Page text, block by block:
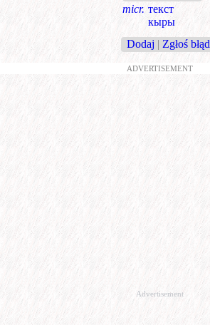
micr. текст
кыры
Dodaj | Zgłoś błąd
ADVERTISEMENT
Advertisement